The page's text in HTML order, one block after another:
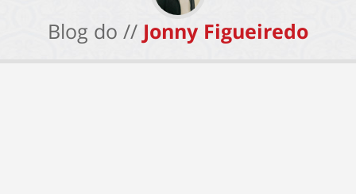
Blog do // Jonny Figueiredo